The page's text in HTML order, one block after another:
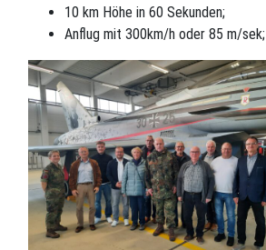
10 km Höhe in 60 Sekunden;
Anflug mit 300km/h oder 85 m/sek;